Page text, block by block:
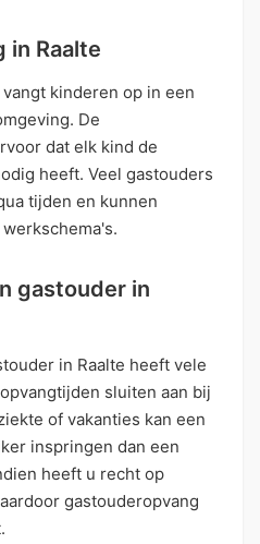
in Raalte
kinderen op in een
De
dat elk kind de
heeft. Veel gastouders
tijden en kunnen
gastouder in
in Raalte heeft vele
sluiten aan bij
of vakanties kan een
inspringen dan een
heeft u recht op
gastouderopvang